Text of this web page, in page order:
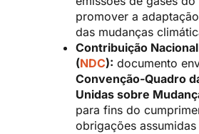
promover a
das mudanças
Contribuição
(NDC): documento
Convenção-Quadro
Unidas sobre
para fins do
obrigações